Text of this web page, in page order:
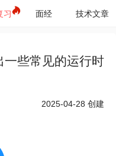
习 面经 技术文章
一些常见的运行时
2025-04-28 创建